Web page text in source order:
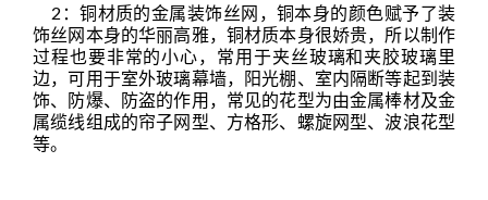
2：铜材质的金属装饰丝网，铜本身的颜色赋予了装
饰丝网本身的华丽高雅，铜材质本身很娇贵，所以制作
过程也要非常的小心，常用于夹丝玻璃和夹胶玻璃里
边，可用于室外玻璃幕墙，阳光棚、室内隔断等起到装
饰、防爆、防盗的作用，常见的花型为由金属棒材及金
属缆线组成的帘子网型、方格形、螺旋网型、波浪花型
等。